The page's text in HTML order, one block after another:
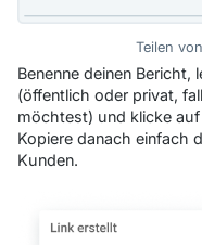
Teilen
Benenne deinen
(öffentlich oder privat,
möchtest) und klicke
Kopiere danach einfach
Kunden.